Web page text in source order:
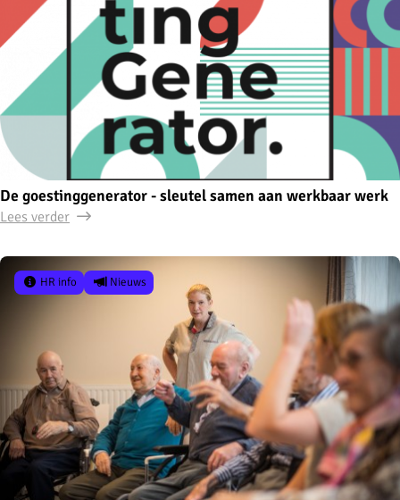
De goestinggenerator - sleutel samen aan werkbaar werk
Lees verder
HR info Nieuws